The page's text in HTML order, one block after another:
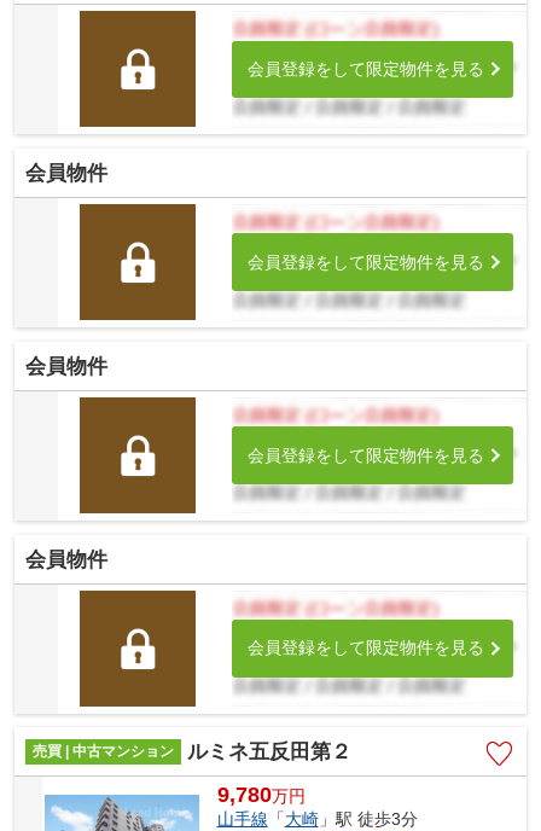
会員登録をして限定物件を見る
会員物件
会員登録をして限定物件を見る
会員物件
会員登録をして限定物件を見る
会員物件
会員登録をして限定物件を見る
売買 | 中古マンション ルミネ五反田第２
9,780万円
山手線 「大崎」駅 徒歩3分